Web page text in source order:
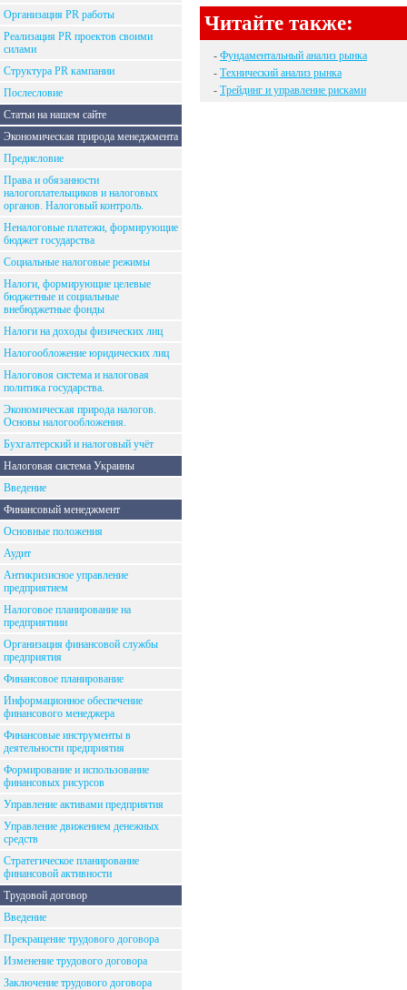
Организация PR работы
Реализация PR проектов своими
силами
Структура PR кампании
Послесловие
Статьи на нашем сайте
Экономическая природа менеджмента
Предисловие
Права и обязанности
налогоплательщиков и налоговых
органов. Налоговый контроль.
Неналоговые платежи, формирующие
бюджет государства
Социальные налоговые режимы
Налоги, формирующие целевые
бюджетные и социальные
внебюджетные фонды
Налоги на доходы физических лиц
Налогообложение юридических лиц
Налоговоя система и налоговая
политика государства.
Экономическая природа налогов.
Основы налогообложения.
Бухгалтерский и налоговый учёт
Налоговая система Украины
Введение
Финансовый менеджмент
Основные положения
Аудит
Антикризисное управление
предприятием
Налоговое планирование на
предприятиии
Организация финансовой службы
предприятия
Финансовое планирование
Информационное обеспечение
финансового менеджера
Финансовые инструменты в
деятельности предприятия
Формирование и использование
финансовых рисурсов
Управление активами предприятия
Управление движением денежных
средств
Стратегическое планирование
финансовой активности
Трудовой договор
Введение
Прекращение трудового договора
Изменение трудового договора
Заключение трудового договора
Читайте также:
- Фундаментальный анализ рынка
- Технический анализ рынка
- Трейдинг и управление рисками